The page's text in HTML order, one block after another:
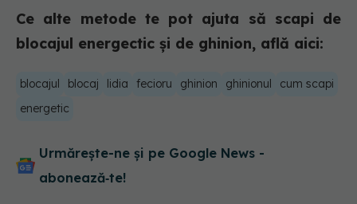
Ce alte metode te pot ajuta să scapi de
blocajul energectic și de ghinion, află aici:
blocajul blocaj lidia fecioru ghinion ghinionul
cum scapi
energetic
Urmărește-ne și pe Google News -
abonează‑te!